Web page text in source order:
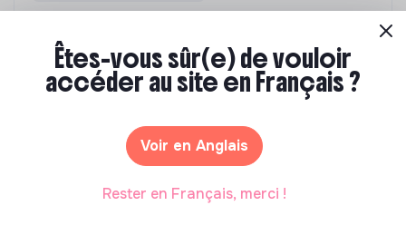
énergétique des bâtiments
Marianne Roussel • 21 janvier 2025
Êtes-vous sûr(e) de vouloir
accéder au site en Français ?
Voir en Anglais
Rester en Français, merci !